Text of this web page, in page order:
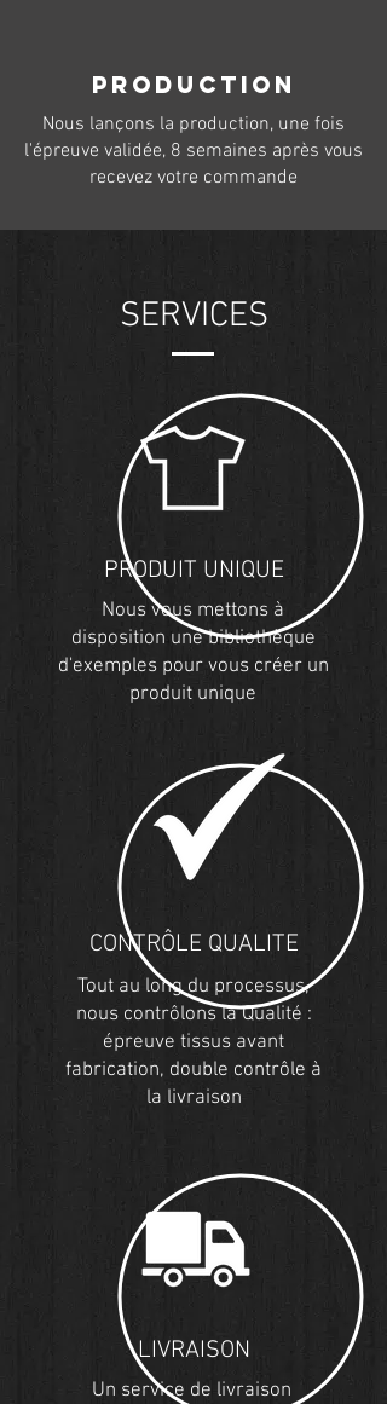
PRODUCTION
Nous lançons la production, une fois
l'épreuve validée, 8 semaines après vous
recevez votre commande
SERVICES
PRODUIT UNIQUE
Nous vous mettons à
disposition une bibliothèque
d'exemples pour vous créer un
produit unique
CONTRÔLE QUALITE
Tout au long du processus,
nous contrôlons la Qualité :
épreuve tissus avant
fabrication, double contrôle à
la livraison
LIVRAISON
Un service de livraison